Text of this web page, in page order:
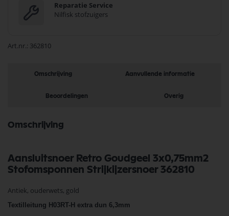
Reparatie Service
Nilfisk stofzuigers
Art.nr. 362810
Omschrijving Aanvullende informatie
Beoordelingen Overig
Omschrijving
Aansluitsnoer Retro Goudgeel 3x0,75mm2
Stofomsponnen Strijkijzersnoer 362810
Antiek, ouderwets, gold
Textilleitung H03RT-H extra dun 6,3mm